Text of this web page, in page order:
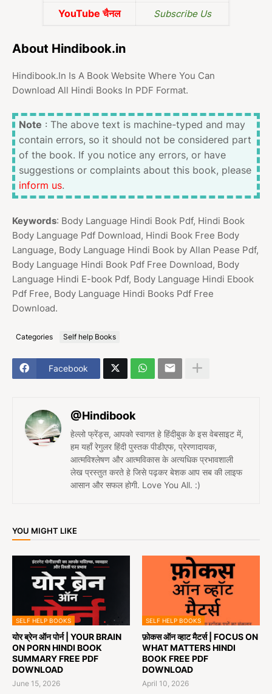
YouTube चैनल Subscribe Us
About Hindibook.in
Hindibook.In Is A Book Website Where You Can
Download All Hindi Books In PDF Format.
Note : The above text is machine-typed and may
contain errors, so it should not be considered part
of the book. If you notice any errors, or have
suggestions or complaints about this book, please
inform us.
Keywords: Body Language Hindi Book Pdf, Hindi Book
Body Language Pdf Download, Hindi Book Free Body
Language, Body Language Hindi Book by Allan Pease Pdf,
Body Language Hindi Book Pdf Free Download, Body
Language Hindi E-book Pdf, Body Language Hindi Ebook
Pdf Free, Body Language Hindi Books Pdf Free
Download.
Categories Self help Books
Facebook
@Hindibook
हेल्लो फ्रेंड्स, आपको स्वागत हे हिंदीबुक के इस वेबसाइट में,
हम यहाँ रेगुलर हिंदी पुस्तक पीडीएफ, प्रेरणादायक,
आत्मविश्लेषण और आत्मविकास के अत्यधिक प्रभावशाली
लेख प्रस्तुत करते हे जिसे पढ़कर बेशक आप सब की लाइफ
आसान और सफल होगी. Love You All. :)
YOU MIGHT LIKE
SELF HELP BOOKS
योर ब्रेन ऑन पोर्न | YOUR BRAIN
ON PORN HINDI BOOK
SUMMARY FREE PDF
DOWNLOAD
June 15, 2026
SELF HELP BOOKS
फ़ोकस ऑन व्हाट मैटर्स | FOCUS ON
WHAT MATTERS HINDI
BOOK FREE PDF
DOWNLOAD
April 10, 2026